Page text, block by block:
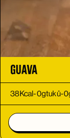
Guava
38Kcal-0gtuků-0